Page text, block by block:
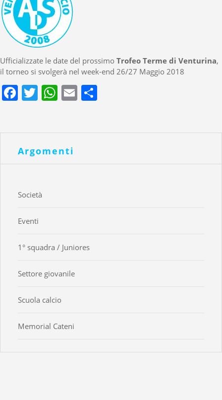
Ufficializzate le date del prossimo Trofeo Terme di Venturina,
il torneo si svolgerà nel week-end 26/27 Maggio 2018
Facebook
Twitter
WhatsApp
Email
Argomenti
Società
Eventi
1° squadra / Juniores
Settore giovanile
Scuola calcio
Memorial Cateni